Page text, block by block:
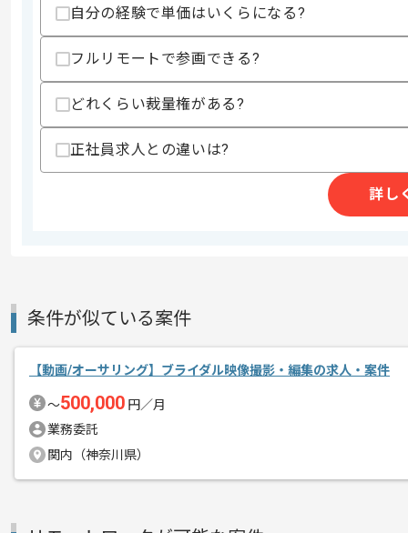
・予算管理、売上管理、戦略立案の経験
・プログラムの知識がある
スキルに不安がある方へ
その他募集要項
商談回数
1回
募集人数
1人
メンバー同士の壁がなくフラットな環境
自分の経験で単価はいくらになる?
フルリモートで参画できる?
どれくらい裁量権がある?
正社員求人との違いは?
詳し
条件が似ている案件
【動画/オーサリング】ブライダル映像撮影・編集の求人・案件
〜500,000 円／月
業務委託
関内（神奈川県）